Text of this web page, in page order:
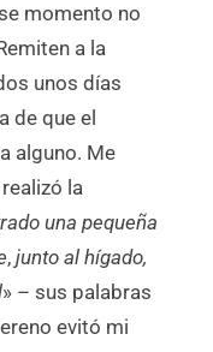
momento no
a la
unos días
de que el
alguno. Me
la
una pequeña
, junto al hígado,
» – sus palabras
evitó mi